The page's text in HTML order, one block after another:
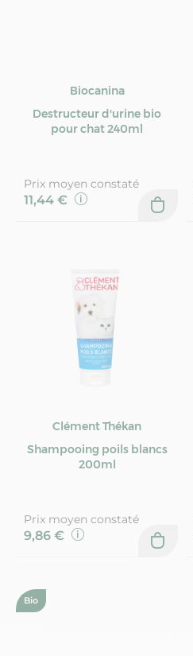
Biocanina
Destructeur d'urine bio
pour chat 240ml
Prix moyen constaté
11,44 €
Clément Thékan
Shampooing poils blancs
200ml
Prix moyen constaté
9,86 €
Bio